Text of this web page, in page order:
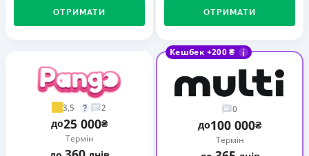
ОТРИМАТИ ОТРИМАТИ
3,5 2
до25 000₴
Термін
Кешбек +200 ₴
0
до100 000₴
Термін